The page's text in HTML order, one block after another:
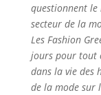
questionnent le
secteur de la
Les Fashion
jours pour tout
dans la vie des
de la mode sur